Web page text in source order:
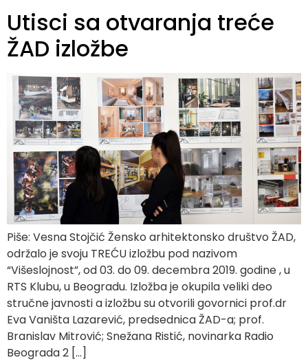
Utisci sa otvaranja treće
ŽAD izložbe
Piše: Vesna Stojčić Žensko arhitektonsko društvo ŽAD,
održalo je svoju TREĆU izložbu pod nazivom
“Višeslojnost”, od 03. do 09. decembra 2019. godine , u
RTS Klubu, u Beogradu. Izložba je okupila veliki deo
stručne javnosti a izložbu su otvorili govornici prof.dr
Eva Vaništa Lazarević, predsednica ŽAD-a; prof.
Branislav Mitrović; Snežana Ristić, novinarka Radio
Beograda 2 […]